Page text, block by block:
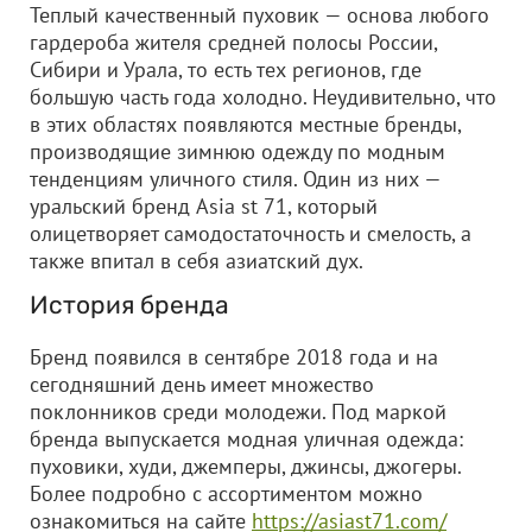
Теплый качественный пуховик — основа любого
гардероба жителя средней полосы России,
Сибири и Урала, то есть тех регионов, где
большую часть года холодно. Неудивительно, что
в этих областях появляются местные бренды,
производящие зимнюю одежду по модным
тенденциям уличного стиля. Один из них —
уральский бренд Asia st 71, который
олицетворяет самодостаточность и смелость, а
также впитал в себя азиатский дух.
История бренда
Бренд появился в сентябре 2018 года и на
сегодняшний день имеет множество
поклонников среди молодежи. Под маркой
бренда выпускается модная уличная одежда:
пуховики, худи, джемперы, джинсы, джогеры.
Более подробно с ассортиментом можно
ознакомиться на сайте https://asiast71.com/